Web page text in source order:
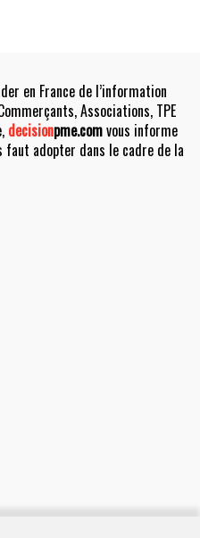
en France de l’information
Associations, TPE
decisionpme.comvous informe
faut adopter dans le cadre de la